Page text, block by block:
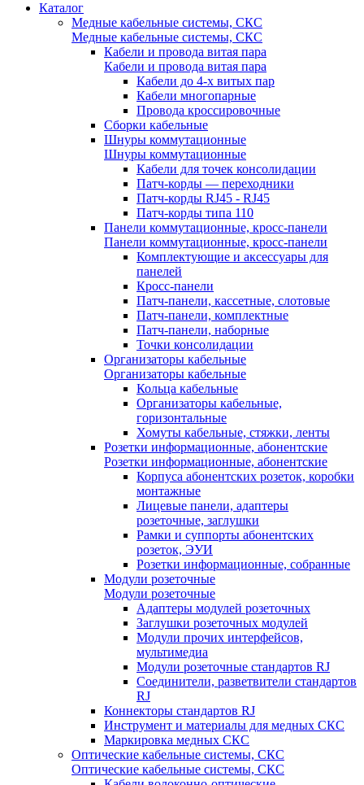
Каталог
Медные кабельные системы, СКС
Медные кабельные системы, СКС
Кабели и провода витая пара
Кабели и провода витая пара
Кабели до 4-х витых пар
Кабели многопарные
Провода кроссировочные
Сборки кабельные
Шнуры коммутационные
Шнуры коммутационные
Кабели для точек консолидации
Патч-корды — переходники
Патч-корды RJ45 - RJ45
Патч-корды типа 110
Панели коммутационные, кросс-панели
Панели коммутационные, кросс-панели
Комплектующие и аксессуары для
панелей
Кросс-панели
Патч-панели, кассетные, слотовые
Патч-панели, комплектные
Патч-панели, наборные
Точки консолидации
Организаторы кабельные
Организаторы кабельные
Кольца кабельные
Организаторы кабельные,
горизонтальные
Хомуты кабельные, стяжки, ленты
Розетки информационные, абонентские
Розетки информационные, абонентские
Корпуса абонентских розеток, коробки
монтажные
Лицевые панели, адаптеры
розеточные, заглушки
Рамки и суппорты абонентских
розеток, ЭУИ
Розетки информационные, собранные
Модули розеточные
Модули розеточные
Адаптеры модулей розеточных
Заглушки розеточных модулей
Модули прочих интерфейсов,
мультимедиа
Модули розеточные стандартов RJ
Соединители, разветвители стандартов
RJ
Коннекторы стандартов RJ
Инструмент и материалы для медных СКС
Маркировка медных СКС
Оптические кабельные системы, СКС
Оптические кабельные системы, СКС